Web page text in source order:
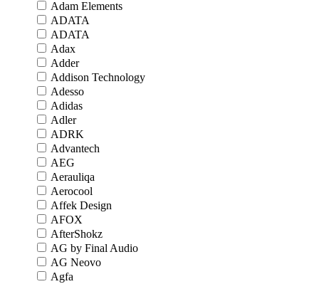
Adam Elements
ADATA
ADATA
Adax
Adder
Addison Technology
Adesso
Adidas
Adler
ADRK
Advantech
AEG
Aerauliqa
Aerocool
Affek Design
AFOX
AfterShokz
AG by Final Audio
AG Neovo
Agfa